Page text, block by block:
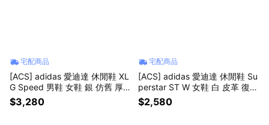
宅配商品
[ACS] adidas 愛迪達 休閒鞋 XL
G Speed 男鞋 女鞋 銀 仿舊 厚
底 KJ6503
$3,280
宅配商品
[ACS] adidas 愛迪達 休閒鞋 Su
perstar ST W 女鞋 白 皮革 復古
厚鞋舌 貝殼鞋 IH6679
$2,580